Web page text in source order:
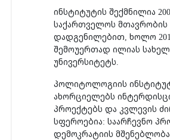
ინსტიტუტის შექმნილია
საქართველოს მთავრობის
დადგენილებით, ხოლო
შემოუერთად ილიას
უნივერსიტეტს.
პოლიტოლოგიის
ახორციელებს
პროექტებს და კვლევის
სფეროებია: საარჩევნო
დემოკრატიის მშენებლობა